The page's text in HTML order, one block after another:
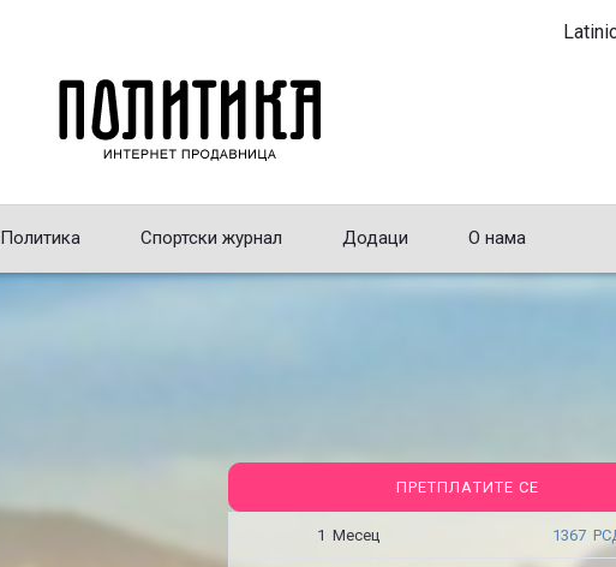
Политика Спортски журнал Додаци О нама
ПРЕТПЛАТИТЕ СЕ
1 Месец 1367